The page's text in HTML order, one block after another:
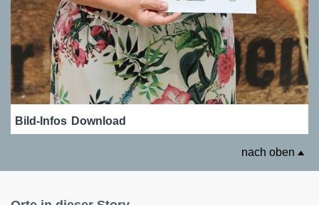
Bild-Infos Download
nach oben